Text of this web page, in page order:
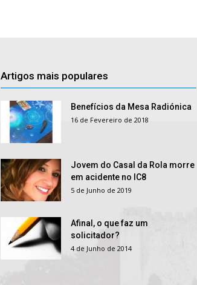
Artigos mais populares
Benefícios da Mesa Radiónica
16 de Fevereiro de 2018
Jovem do Casal da Rola morre
em acidente no IC8
5 de Junho de 2019
Afinal, o que faz um
solicitador?
4 de Junho de 2014